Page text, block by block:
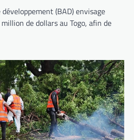
(BAD) envisage
de dollars au Togo, afin de